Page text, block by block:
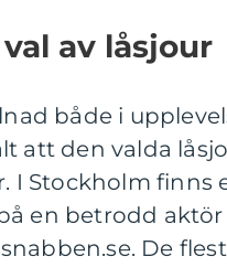
av låsjour
både i
att den valda
I Stockholm finns
en betrodd
De